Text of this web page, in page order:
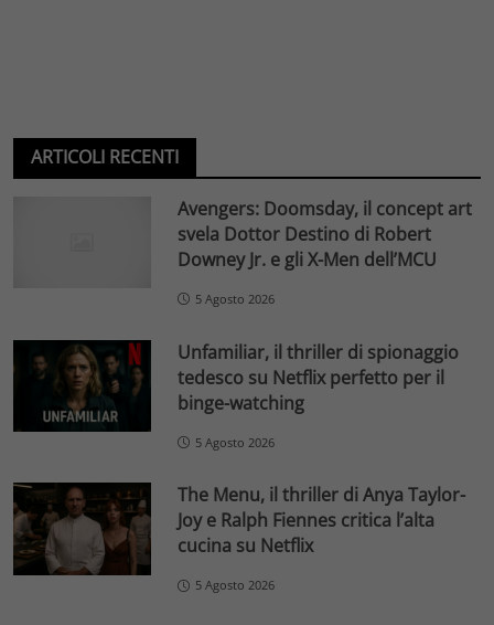
ARTICOLI RECENTI
Avengers: Doomsday, il concept art
svela Dottor Destino di Robert
Downey Jr. e gli X-Men dell’MCU
5 Agosto 2026
Unfamiliar, il thriller di spionaggio
tedesco su Netflix perfetto per il
binge-watching
5 Agosto 2026
The Menu, il thriller di Anya Taylor-
Joy e Ralph Fiennes critica l’alta
cucina su Netflix
5 Agosto 2026